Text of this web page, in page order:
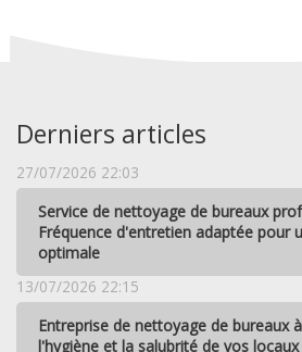
Derniers articles
27/07/2026 22:03
Service de nettoyage de bureaux
Fréquence d'entretien adaptée pour
optimale
13/07/2026 22:15
Entreprise de nettoyage de bureaux
l'hygiène et la salubrité de vos locaux